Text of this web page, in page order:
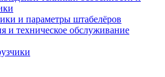
и параметры штабелёров
и техническое обслуживание